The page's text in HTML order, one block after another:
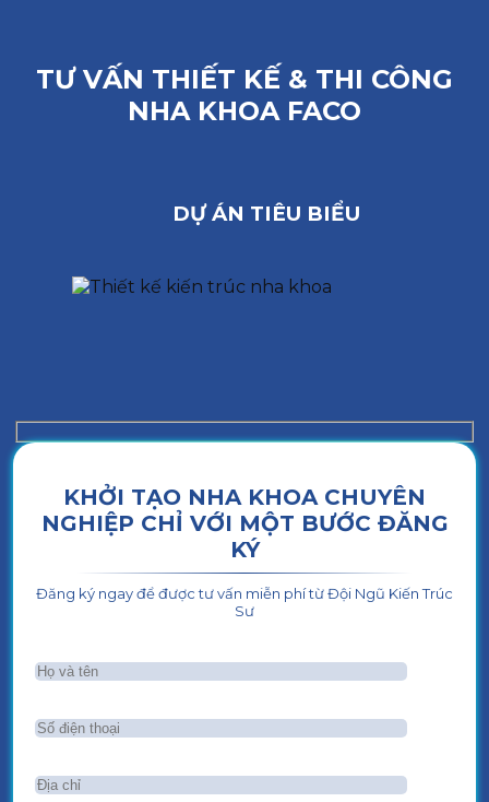
TƯ VẤN THIẾT KẾ & THI CÔNG
NHA KHOA FACO
DỰ ÁN TIÊU BIỂU
KHỞI TẠO NHA KHOA CHUYÊN
NGHIỆP CHỈ VỚI MỘT BƯỚC ĐĂNG
KÝ
Đăng ký ngay để được tư vấn miễn phí từ Đội Ngũ Kiến Trúc
Sư